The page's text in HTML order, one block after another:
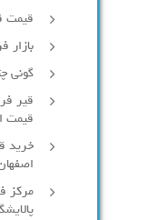
قیمت قیر
بازار
گونی
قیر
قیمت
مرکز